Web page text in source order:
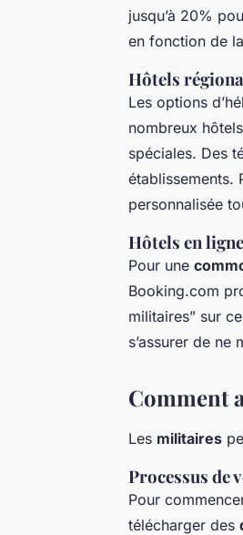
jusqu’à 20%
en fonction de
Hôtels
Les options
nombreux
spéciales. Des
établissements.
personnalisée
Hôtels en
Pour une
Booking.com
militaires” sur
s’assurer de ne
Comment
Les militaires
Processus de
Pour
télécharger des